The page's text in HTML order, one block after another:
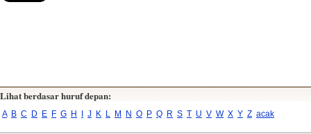
Lihat berdasar huruf depan:
A B C D E F G H I J K L M N O P Q R S T U V W X Y Z acak